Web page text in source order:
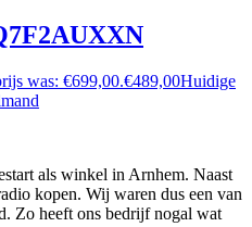
was: €699,00.€489,00Huidige
als winkel in Arnhem. Naast
kopen. Wij waren dus een van
Zo heeft ons bedrijf nogal wat